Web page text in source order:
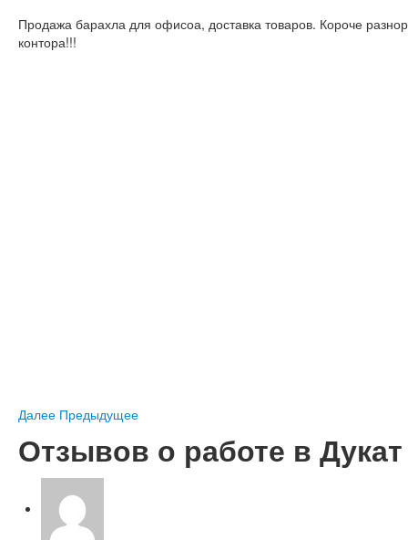
Продажа барахла для офисоа, доставка товаров. Короче
контора!!!
Далее Предыдущее
Отзывов о работе в Дукат